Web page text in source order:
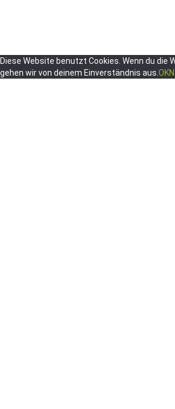
Diese Website benutzt Cookies. Wenn du die
gehen wir von deinem Einverständnis aus. OK